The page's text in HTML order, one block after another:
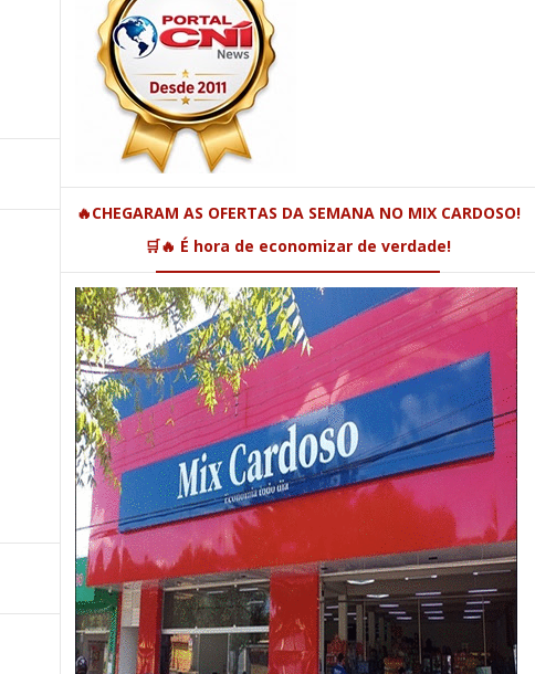
🔥CHEGARAM AS OFERTAS DA SEMANA NO MIX CARDOSO!
🛒🔥 É hora de economizar de verdade!